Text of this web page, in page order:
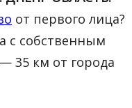
от первого лица?
с собственным
35 км от города